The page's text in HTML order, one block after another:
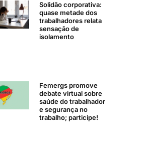
Solidão corporativa:
quase metade dos
trabalhadores relata
sensação de
isolamento
Femergs promove
debate virtual sobre
saúde do trabalhador
e segurança no
trabalho; participe!